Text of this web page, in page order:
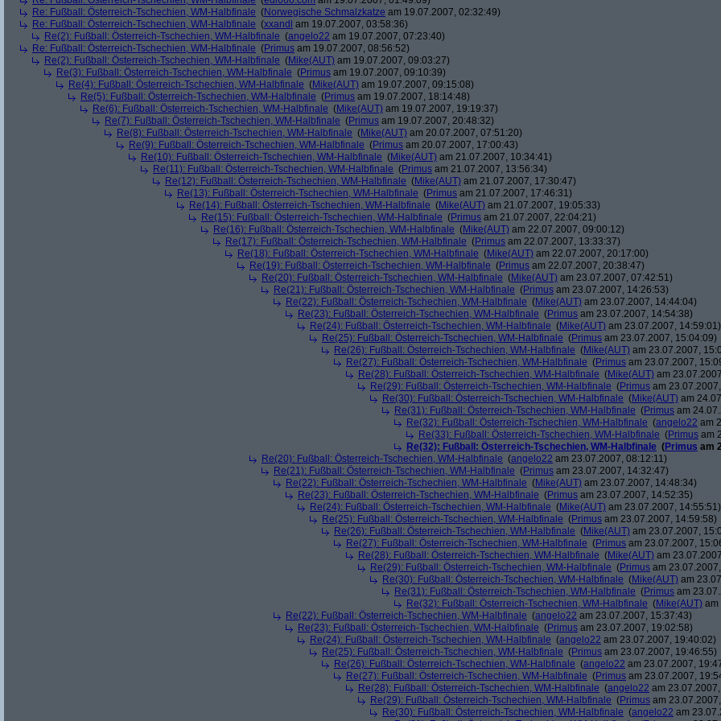
Re: Fußball: Österreich-Tschechien, WM-Halbfinale (Norwegische Schmalzkatze am 19.07.2007, 02:32:49)
Re: Fußball: Österreich-Tschechien, WM-Halbfinale (xxandl am 19.07.2007, 03:58:36)
Re(2): Fußball: Österreich-Tschechien, WM-Halbfinale (angelo22 am 19.07.2007, 07:23:40)
Re: Fußball: Österreich-Tschechien, WM-Halbfinale (Primus am 19.07.2007, 08:56:52)
Re(2): Fußball: Österreich-Tschechien, WM-Halbfinale (Mike(AUT) am 19.07.2007, 09:03:27)
Re(3): Fußball: Österreich-Tschechien, WM-Halbfinale (Primus am 19.07.2007, 09:10:39)
Re(4): Fußball: Österreich-Tschechien, WM-Halbfinale (Mike(AUT) am 19.07.2007, 09:15:08)
Re(5): Fußball: Österreich-Tschechien, WM-Halbfinale (Primus am 19.07.2007, 18:14:48)
Re(6): Fußball: Österreich-Tschechien, WM-Halbfinale (Mike(AUT) am 19.07.2007, 19:19:37)
Re(7): Fußball: Österreich-Tschechien, WM-Halbfinale (Primus am 19.07.2007, 20:48:32)
Re(8): Fußball: Österreich-Tschechien, WM-Halbfinale (Mike(AUT) am 20.07.2007, 07:51:20)
Re(9): Fußball: Österreich-Tschechien, WM-Halbfinale (Primus am 20.07.2007, 17:00:43)
Re(10): Fußball: Österreich-Tschechien, WM-Halbfinale (Mike(AUT) am 21.07.2007, 10:34:41)
Re(11): Fußball: Österreich-Tschechien, WM-Halbfinale (Primus am 21.07.2007, 13:56:34)
Re(12): Fußball: Österreich-Tschechien, WM-Halbfinale (Mike(AUT) am 21.07.2007, 17:30:47)
Re(13): Fußball: Österreich-Tschechien, WM-Halbfinale (Primus am 21.07.2007, 17:46:31)
Re(14): Fußball: Österreich-Tschechien, WM-Halbfinale (Mike(AUT) am 21.07.2007, 19:05:33)
Re(15): Fußball: Österreich-Tschechien, WM-Halbfinale (Primus am 21.07.2007, 22:04:21)
Re(16): Fußball: Österreich-Tschechien, WM-Halbfinale (Mike(AUT) am 22.07.2007, 09:00:12)
Re(17): Fußball: Österreich-Tschechien, WM-Halbfinale (Primus am 22.07.2007, 13:33:37)
Re(18): Fußball: Österreich-Tschechien, WM-Halbfinale (Mike(AUT) am 22.07.2007, 20:17:00)
Re(19): Fußball: Österreich-Tschechien, WM-Halbfinale (Primus am 22.07.2007, 20:38:47)
Re(20): Fußball: Österreich-Tschechien, WM-Halbfinale (Mike(AUT) am 23.07.2007, 07:42:51)
Re(21): Fußball: Österreich-Tschechien, WM-Halbfinale (Primus am 23.07.2007, 14:26:53)
Re(22): Fußball: Österreich-Tschechien, WM-Halbfinale (Mike(AUT) am 23.07.2007, 14:44:04)
Re(23): Fußball: Österreich-Tschechien, WM-Halbfinale (Primus am 23.07.2007, 14:54:38)
Re(24): Fußball: Österreich-Tschechien, WM-Halbfinale (Mike(AUT) am 23.07.2007, 14:59:01)
Re(25): Fußball: Österreich-Tschechien, WM-Halbfinale (Primus am 23.07.2007, 15:04:09)
Re(26): Fußball: Österreich-Tschechien, WM-Halbfinale (Mike(AUT) am 23.07.2007,
Re(27): Fußball: Österreich-Tschechien, WM-Halbfinale (Primus am 23.07.2007,
Re(28): Fußball: Österreich-Tschechien, WM-Halbfinale (Mike(AUT) am
Re(29): Fußball: Österreich-Tschechien, WM-Halbfinale (Primus am
Re(30): Fußball: Österreich-Tschechien, WM-Halbfinale (Mike(AUT) am
Re(31): Fußball: Österreich-Tschechien, WM-Halbfinale (Primus am
Re(32): Fußball: Österreich-Tschechien, WM-Halbfinale (angelo22 am
Re(33): Fußball: Österreich-Tschechien, WM-Halbfinale (Primus am
Re(32): Fußball: Österreich-Tschechien, WM-Halbfinale (Primus am
Re(20): Fußball: Österreich-Tschechien, WM-Halbfinale (angelo22 am 23.07.2007, 08:12:11)
Re(21): Fußball: Österreich-Tschechien, WM-Halbfinale (Primus am 23.07.2007, 14:32:47)
Re(22): Fußball: Österreich-Tschechien, WM-Halbfinale (Mike(AUT) am 23.07.2007, 14:48:34)
Re(23): Fußball: Österreich-Tschechien, WM-Halbfinale (Primus am 23.07.2007, 14:52:35)
Re(24): Fußball: Österreich-Tschechien, WM-Halbfinale (Mike(AUT) am 23.07.2007, 14:55:51)
Re(25): Fußball: Österreich-Tschechien, WM-Halbfinale (Primus am 23.07.2007, 14:59:58)
Re(26): Fußball: Österreich-Tschechien, WM-Halbfinale (Mike(AUT) am 23.07.2007,
Re(27): Fußball: Österreich-Tschechien, WM-Halbfinale (Primus am 23.07.2007,
Re(28): Fußball: Österreich-Tschechien, WM-Halbfinale (Mike(AUT) am
Re(29): Fußball: Österreich-Tschechien, WM-Halbfinale (Primus am
Re(30): Fußball: Österreich-Tschechien, WM-Halbfinale (Mike(AUT) am
Re(31): Fußball: Österreich-Tschechien, WM-Halbfinale (Primus am
Re(32): Fußball: Österreich-Tschechien, WM-Halbfinale (Mike(AUT) am
Re(22): Fußball: Österreich-Tschechien, WM-Halbfinale (angelo22 am 23.07.2007, 15:37:43)
Re(23): Fußball: Österreich-Tschechien, WM-Halbfinale (Primus am 23.07.2007, 19:02:58)
Re(24): Fußball: Österreich-Tschechien, WM-Halbfinale (angelo22 am 23.07.2007, 19:40:02)
Re(25): Fußball: Österreich-Tschechien, WM-Halbfinale (Primus am 23.07.2007, 19:46:55)
Re(26): Fußball: Österreich-Tschechien, WM-Halbfinale (angelo22 am 23.07.2007,
Re(27): Fußball: Österreich-Tschechien, WM-Halbfinale (Primus am 23.07.2007,
Re(28): Fußball: Österreich-Tschechien, WM-Halbfinale (angelo22 am
Re(29): Fußball: Österreich-Tschechien, WM-Halbfinale (Primus am
Re(30): Fußball: Österreich-Tschechien, WM-Halbfinale (angelo22 am